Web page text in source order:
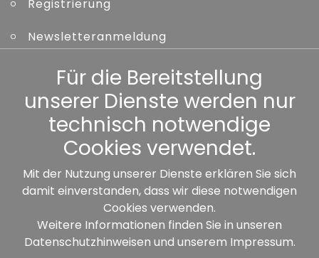
Registrierung
Newsletteranmeldung
Kennwort vergessen
Sonstiges
Unsere Partner:
Für die Bereitstellung
unserer Dienste werden nur
technisch notwendige
Cookies verwendet.
Mit der Nutzung unserer Dienste erklären Sie sich
damit einverstanden, dass wir diese notwendigen
Cookies verwenden.
Weitere Informationen finden Sie in unseren
Datenschutzhinweisen und unserem Impressum.